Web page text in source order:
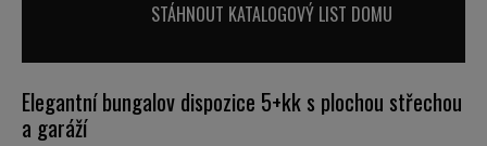
STÁHNOUT KATALOGOVÝ LIST DOMU
Elegantní bungalov dispozice 5+kk s plochou střechou
a garáží